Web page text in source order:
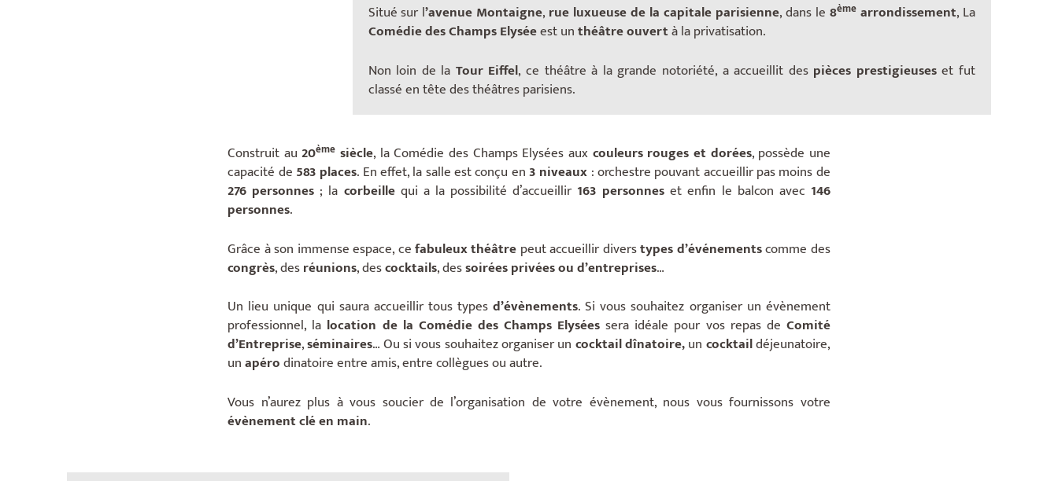
Situé sur l’avenue Montaigne, rue luxueuse de la capitale parisienne, dans le8ème arrondissement, La
Comédie des Champs Elyséeest unthéâtre ouvertà la privatisation.
Non loin de la Tour Eiffel, ce théâtre à la grande notoriété, a accueillit des pièces prestigieuseset fut
classé en tête des théâtres parisiens.
Construit au20ème siècle, la Comédie des Champs Elysées aux couleurs rouges et dorées, possède une
capacité de 583 places. En effet, la salle est conçu en3 niveaux : orchestre pouvant accueillir pas moins de
276 personnes ; la corbeillequi a la possibilité d’accueillir 163 personnes et enfin le balcon avec 146
personnes.
Grâce à son immense espace, cefabuleux théâtre peut accueillir diverstypes d’événementscomme des
congrès, desréunions, descocktails, dessoirées privées ou d’entreprises…
Un lieu unique qui saura accueillir tous typesd’évènements. Si vous souhaitez organiser un évènement
professionnel, la location de la Comédie des Champs Elyséessera idéale pour vos repas de Comité
d’Entreprise,séminaires… Ou si vous souhaitez organiser un cocktail dînatoire,un cocktaildéjeunatoire,
unapérodinatoire entre amis, entre collègues ou autre.
Vous n’aurez plus à vous soucier de l’organisation de votre évènement, nous vous fournissons votre
évènement clé en main.